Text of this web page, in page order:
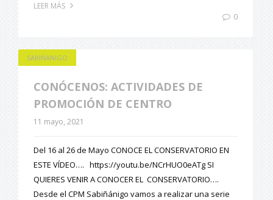
LEER MÁS
0
SABIÑANIGO
CONÓCENOS: ACTIVIDADES DE
PROMOCIÓN DE CENTRO
11 mayo, 2021
Del 16 al 26 de Mayo CONOCE EL CONSERVATORIO EN
ESTE VÍDEO…. https://youtu.be/NCrHUO0eATg SI
QUIERES VENIR A CONOCER EL CONSERVATORIO….
Desde el CPM Sabiñánigo vamos a realizar una serie